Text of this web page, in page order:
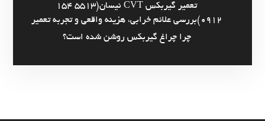
تعمیر گیربکس CVT نیسان(5513 154
0912)بررسی علائم خرابی، هزینه واقعی و تجربه تعمیر
چرا چراغ گیربکس روشن شده است؟